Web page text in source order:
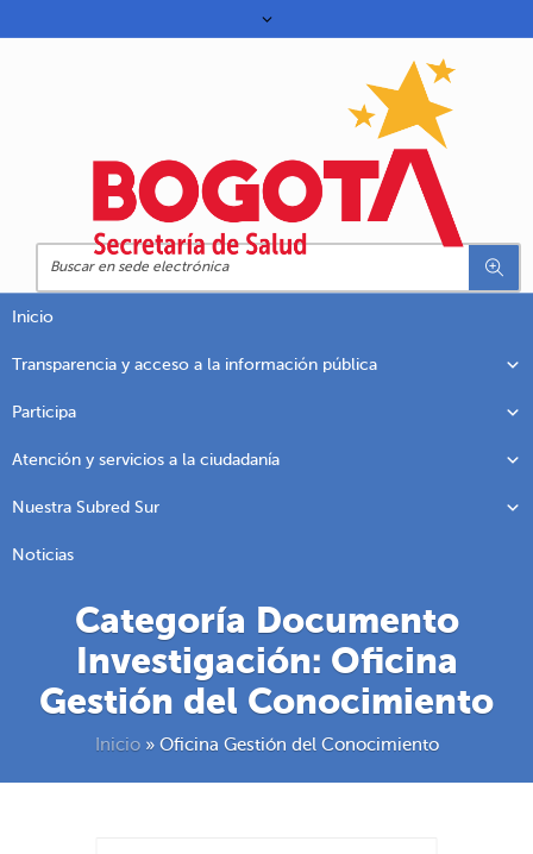
Inicio
Transparencia y acceso a la información pública
Participa
Atención y servicios a la ciudadanía
Nuestra Subred Sur
Noticias
Categoría Documento
Investigación: Oficina
Gestión del Conocimiento
Inicio» Oficina Gestión del Conocimiento